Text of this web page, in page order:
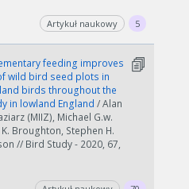
przetworzenia generowanie pliku
wydłużyć.
można ograniczyć dane np.
Artykuł naukowy 5
feeding improves
wild bird seed plots in
birds throughout the
in lowland England / Alan
(MIIZ), Michael G.w.
Broughton, Stephen H.
// Bird Study - 2020, 67,